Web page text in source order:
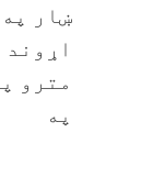
ښار
په